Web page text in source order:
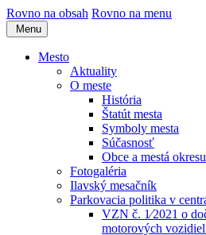
Rovno na obsah Rovno na menu
Menu
Mesto
Aktuality
O meste
História
Štatút mesta
Symboly mesta
Súčasnosť
Obce a mestá
Fotogaléria
Ilavský mesačník
Parkovacia politika v
VZN č. 1⁄2021 o
motorových